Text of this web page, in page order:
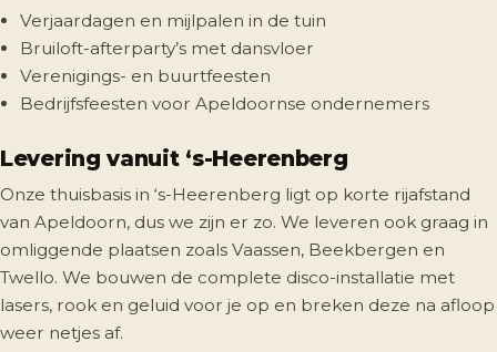
Verjaardagen en mijlpalen in de tuin
Bruiloft-afterparty’s met dansvloer
Verenigings- en buurtfeesten
Bedrijfsfeesten voor Apeldoornse ondernemers
Levering vanuit ‘s-Heerenberg
Onze thuisbasis in ‘s-Heerenberg ligt op korte rijafstand
van Apeldoorn, dus we zijn er zo. We leveren ook graag in
omliggende plaatsen zoals Vaassen, Beekbergen en
Twello. We bouwen de complete disco-installatie met
lasers, rook en geluid voor je op en breken deze na afloop
weer netjes af.